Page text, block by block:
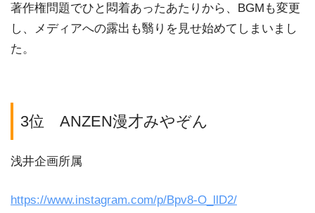
著作権問題でひと悶着あったあたりから、BGMも変更
し、メディアへの露出も翳りを見せ始めてしまいまし
た。
3位 ANZEN漫才みやぞん
浅井企画所属
https://www.instagram.com/p/Bpv8-O_llD2/